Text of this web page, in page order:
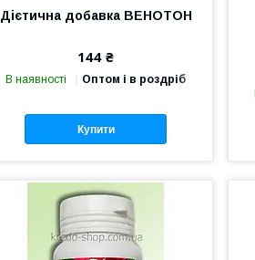
Дієтична добавка ВЕНОТОН
144 ₴
В наявності Оптом і в роздріб
Купити